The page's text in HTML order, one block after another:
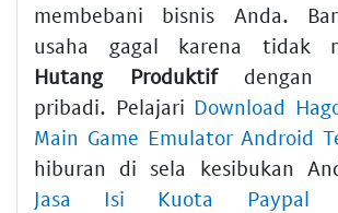
membebani bisnis Anda.
usaha gagal karena tidak
Hutang Produktifdengan
pribadi. Pelajari Download
Main Game Emulator Android
hiburan di sela kesibukan
Jasa Isi Kuota Paypal